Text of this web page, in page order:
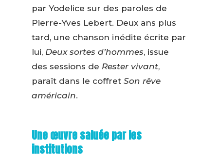
par Yodelice sur des paroles de
Pierre-Yves Lebert. Deux ans plus
tard, une chanson inédite écrite par
lui, Deux sortes d’hommes, issue
des sessions de Rester vivant,
paraît dans le coffret Son rêve
américain.
Une œuvre saluée par les
institutions